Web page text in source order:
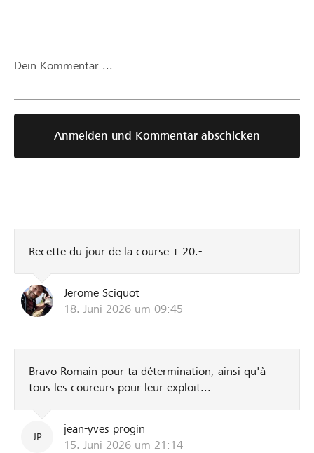
Dein Kommentar ...
Anmelden und Kommentar abschicken
Recette du jour de la course + 20.-
Jerome Sciquot
18. Juni 2026 um 09:45
Bravo Romain pour ta détermination, ainsi qu'à
tous les coureurs pour leur exploit...
JP
jean-yves progin
15. Juni 2026 um 21:14